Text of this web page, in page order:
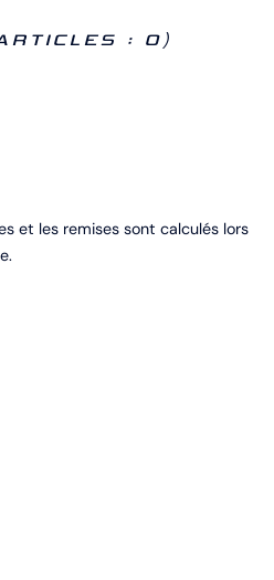
: 0)
et les remises sont calculés lors